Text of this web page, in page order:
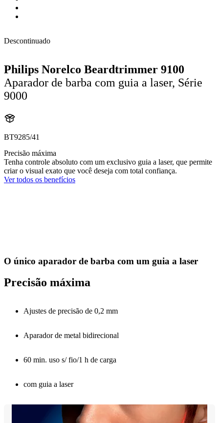
Descontinuado
Philips Norelco Beardtrimmer 9100
Aparador de barba com guia a laser, Série
9000
BT9285/41
Precisão máxima
Tenha controle absoluto com um exclusivo guia a laser, que permite
criar o visual exato que você deseja com total confiança.
Ver todos os benefícios
O único aparador de barba com um guia a laser
Precisão máxima
Ajustes de precisão de 0,2 mm
Aparador de metal bidirecional
60 min. uso s/ fio/1 h de carga
com guia a laser